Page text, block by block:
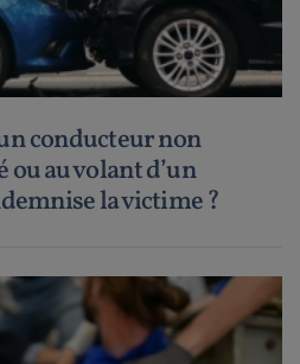
conducteur non
au volant d’un
la victime ?